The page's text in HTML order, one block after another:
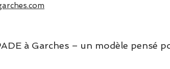
à Garches – un modèle pensé